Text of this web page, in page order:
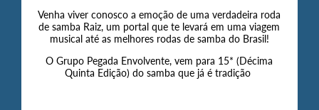
Venha viver conosco a emoção de uma verdadeira roda
de samba Raiz, um portal que te levará em uma viagem
musical até as melhores rodas de samba do Brasil!
O Grupo Pegada Envolvente, vem para 15* (Décima
Quinta Edição) do samba que já é tradição